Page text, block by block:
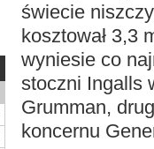
świecie
kosztował 3,3
wyniesie co
stoczni Ingalls
Grumman,
koncernu